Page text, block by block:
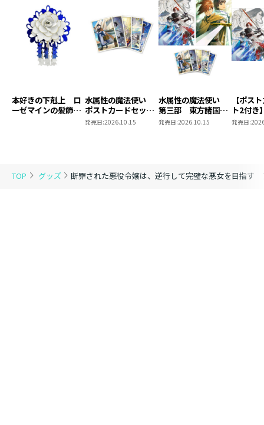
TOP グッズ 断罪された悪役令嬢は、逆行して完璧な悪女を目指す
本好きの下剋上 ロ
ーゼマインの髪飾り
水属性の魔法使い
ポストカードセット
2
発売日:2026.10.15
水属性の魔法使い
第三部 東方諸国編
8 同時発売まとめ
発売日:2026.10.15
【ポス
ト2付き
魔法使
発売日: